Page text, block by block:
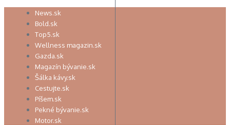
Preskočiť
News.sk
Bold.sk
Top5.sk
Wellness magazin.sk
Gazda.sk
Magazín bývanie.sk
Šálka kávy.sk
Cestujte.sk
Píšem.sk
Pekné bývanie.sk
Motor.sk